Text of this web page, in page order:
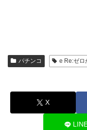
パチンコ e Re:ゼロ
X